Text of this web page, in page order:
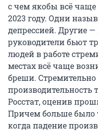
с чем якобы всё чаще
2023 году. Одни
депрессией. Другие
руководители бьют
людей в работе
местах всё чаще
бреши. Стремительно
производительность
Росстат, оценив
Причем больше было
когда падение